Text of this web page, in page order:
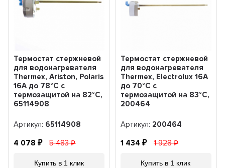
Термостат стержневой
для водонагревателя
Thermex, Ariston, Polaris
16А до 78°С с
термозащитой на 82°С,
65114908
Артикул: 65114908
4 078 5 483
Купить в 1 клик
Термостат стержневой
для водонагревателя
Thermex, Electrolux 16А
до 70°С с
термозащитой на 83°С,
200464
Артикул: 200464
1 434 1 928
Купить в 1 клик